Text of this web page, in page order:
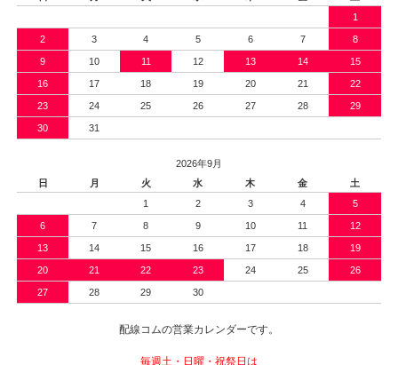
1
2 3 4 5 6 7 8
9 10 11 12 13 14 15
16 17 18 19 20 21 22
23 24 25 26 27 28 29
30 31
2026年9月
日
月 火 水 木 金
土
1
2 3 4 5
6 7 8 9 10 11 12
13 14 15 16 17 18 19
20 21 22 23 24 25 26
27 28 29 30
配線コムの営業カレンダーです。
毎週土・日曜・祝祭日は